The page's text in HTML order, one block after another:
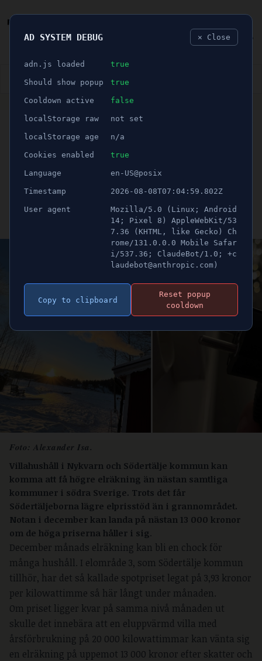
👮🏻‍♂️ BLÅLJUS ÅSIKTER SPORT
ANNONS
NYKVARNS KOMMUN,
Villor i Södertälje mot
högre elräkningar än
andra kommuner
Publicerad 24 december 2022 09:00
Uppdaterad 21 juni 2026 12:28
Foto: Alexander Isa.
Villahushåll i Nykvarn och Södertälje kommun kan
komma att få högre elräkning än nästan samtliga
kommuner i södra Sverige. Trots det får
Södertäljeborna lägre elprisstöd än i grannområdet.
Notan i december kan landa på nästan 13 000 kronor
om de höga priserna håller i sig
December månads elräkning kan bli en chock för
många hushåll. I elområde 3, som Södertälje kommun
tillhör, har det så kallade spotpriset legat på 3,93 kronor
per kilowattimme så här långt under månaden.
Om priset ligger kvar på samma nivå månaden ut
skulle det innebära att en eluppvärmd villa med
årsförbrukning på 20 000 kilowattimmar kan vänta sig
en elräkning på uppemot 13 000 kronor efter skatter och
AD SYSTEM DEBUG ✕ Close
adn.js loaded true
Should show popup true
Cooldown active false
localStorage raw not set
localStorage age n/a
Cookies enabled true
Language en-US@posix
Timestamp 2026-08-08T07:04:59.802Z
User agent
Mozilla/5.0 (Linux; Android
14; Pixel 8) AppleWebKit/53
7.36 (KHTML, like Gecko) Ch
rome/131.0.0.0 Mobile Safar
i/537.36; ClaudeBot/1.0; +c
laudebot@anthropic.com)
Copy to clipboard
Reset popup
cooldown